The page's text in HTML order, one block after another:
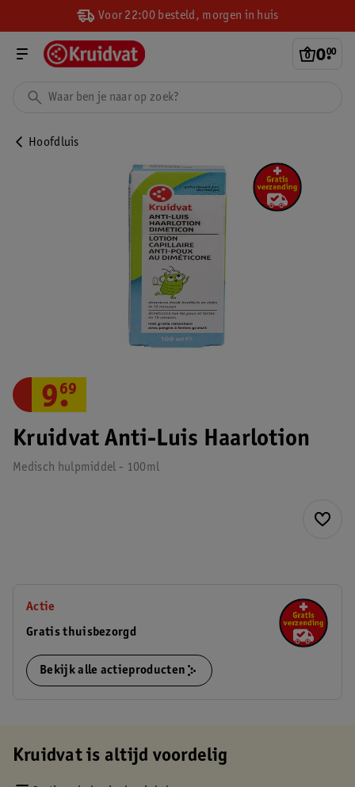
Voor 22:00 besteld, morgen in huis
0.
00
Hoofdluis
Kruidvat Anti-Luis Haarlotion
Medisch hulpmiddel - 100ml
9.
69
Actie
Gratis thuisbezorgd
Bekijk alle actieproducten
Kruidvat is altijd voordelig